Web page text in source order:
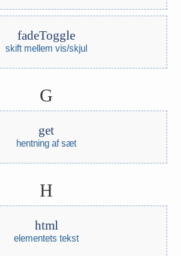
fadeToggle
skift mellem vis/skjul
G
get
hentning af sæt
H
html
elementets tekst